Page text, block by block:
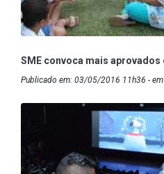
SME convoca mais aprovados
Publicado em: 03/05/2016 11h36 -